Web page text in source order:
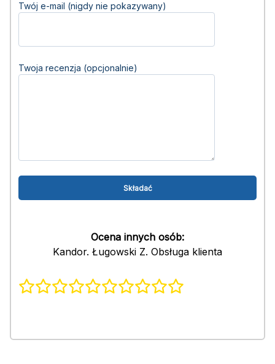
Twój e-mail (nigdy nie pokazywany)
Twoja recenzja (opcjonalnie)
Ocena innych osób:
Kandor. Ługowski Z. Obsługa klienta